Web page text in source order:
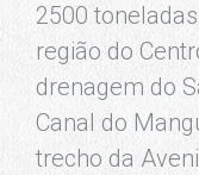
2500
região do
drenagem do
Canal do
trecho da